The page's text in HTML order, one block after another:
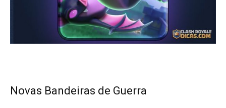
Novas Bandeiras de Guerra